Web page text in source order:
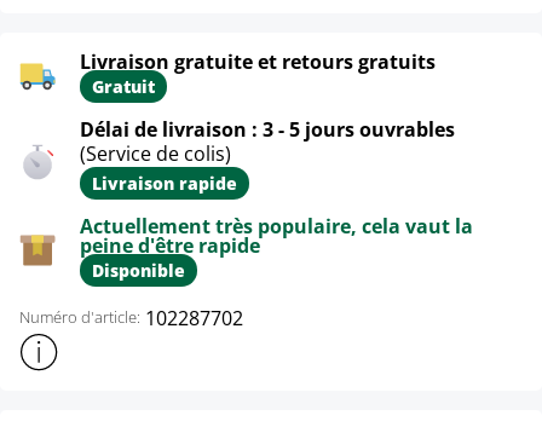
Livraison gratuite et retours gratuits
Gratuit
Délai de livraison : 3 - 5 jours ouvrables
(Service de colis)
Livraison rapide
Actuellement très populaire, cela vaut la
peine d'être rapide
Disponible
Numéro d'article: 102287702
Afficher plus d'informations sur le produit